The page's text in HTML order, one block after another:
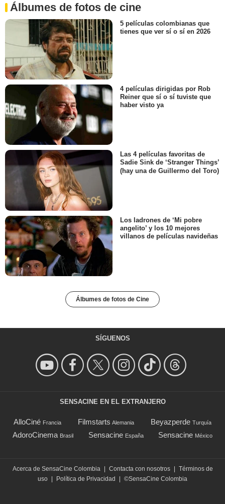
Álbumes de fotos de cine
5 películas colombianas que
tienes que ver sí o sí en 2026
4 películas dirigidas por Rob
Reiner que sí o sí tuviste que
haber visto ya
Las 4 películas favoritas de
Sadie Sink de ‘Stranger Things’
(hay una de Guillermo del Toro)
Los ladrones de ‘Mi pobre
angelito’ y los 10 mejores
villanos de películas navideñas
Álbumes de fotos de Cine
SÍGUENOS
SENSACINE EN EL EXTRANJERO
AlloCiné Francia Filmstarts Alemania Beyazperde Turquía
AdoroCinema Brasil Sensacine España Sensacine México
Acerca de SensaCine Colombia Contacta con nosotros
Términos de
uso
Política de Privacidad ©SensaCine Colombia